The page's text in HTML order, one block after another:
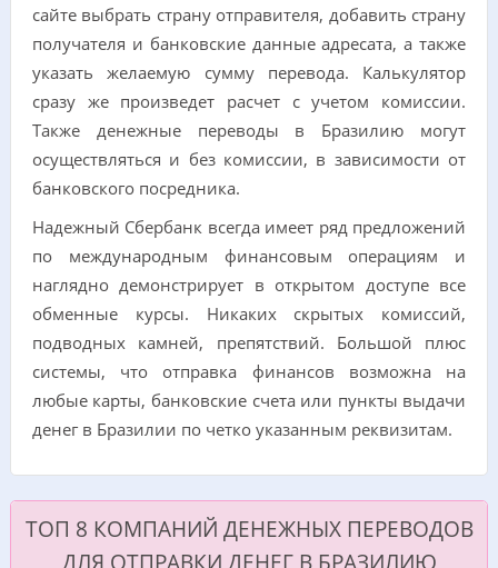
сайте выбрать страну отправителя, добавить страну
получателя и банковские данные адресата, а также
указать желаемую сумму перевода. Калькулятор
сразу же произведет расчет с учетом комиссии.
Также денежные переводы в Бразилию могут
осуществляться и без комиссии, в зависимости от
банковского посредника.
Надежный Сбербанк всегда имеет ряд предложений
по международным финансовым операциям и
наглядно демонстрирует в открытом доступе все
обменные курсы. Никаких скрытых комиссий,
подводных камней, препятствий. Большой плюс
системы, что отправка финансов возможна на
любые карты, банковские счета или пункты выдачи
денег в Бразилии по четко указанным реквизитам.
ТОП 8 КОМПАНИЙ ДЕНЕЖНЫХ ПЕРЕВОДОВ